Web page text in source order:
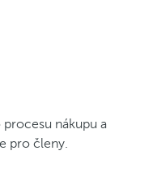
nákupu a
pro členy.